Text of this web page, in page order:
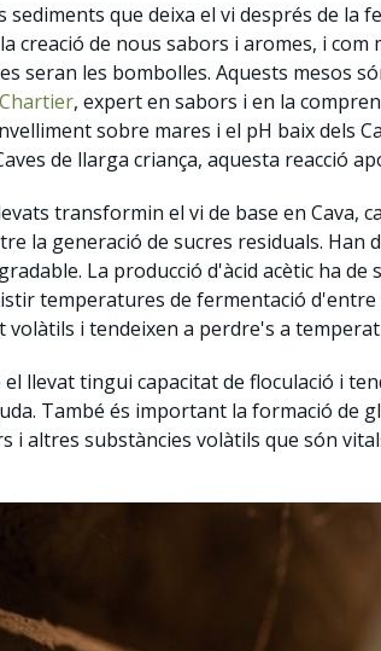
sediments que deixa el vi després de
creació de nous sabors i aromes, i
seran les bombolles. Aquests mesos
, expert en sabors i en la
sobre mares i el pH baix dels
de llarga criança, aquesta reacció
transformin el vi de base en Cava,
la generació de sucres residuals.
La producció d'àcid acètic ha
temperatures de fermentació
volàtils i tendeixen a perdre's a
llevat tingui capacitat de floculació i
També és important la formació
i altres substàncies volàtils que són